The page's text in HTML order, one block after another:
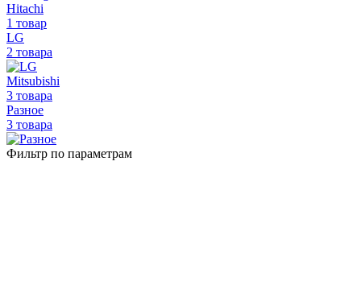
Hitachi
1 товар
LG
2 товара
Mitsubishi
3 товара
Разное
3 товара
Фильтр по параметрам